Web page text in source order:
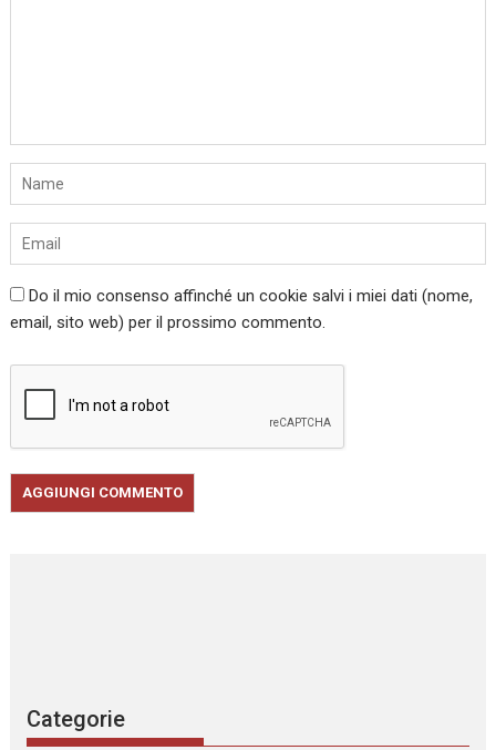
Do il mio consenso affinché un cookie salvi i miei dati (nome,
email, sito web) per il prossimo commento.
Categorie